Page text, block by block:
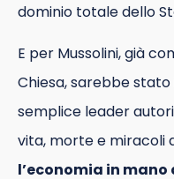
dominio totale dello
E per Mussolini, già
Chiesa, sarebbe
semplice leader
vita, morte e miracoli
l’economia in